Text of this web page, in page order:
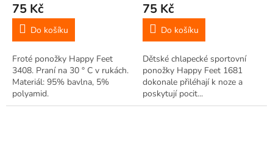
75 Kč
Do košíku
Froté ponožky Happy Feet
3408. Praní na 30 ° C v rukách.
Materiál: 95% bavlna, 5%
polyamid.
75 Kč
Do košíku
Dětské chlapecké sportovní
ponožky Happy Feet 1681
dokonale přiléhají k noze a
poskytují pocit...